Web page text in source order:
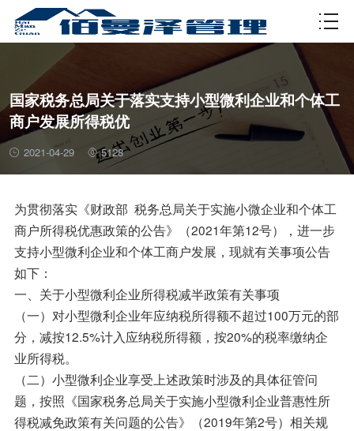
资质许可
国家税务总局关于落实支持小型微利企业和个体工
商户发展所得税优
2021-04-29 5128
为贯彻落实《财政部 税务总局关于实施小微企业和个体工
商户所得税优惠政策的公告》（2021年第12号），进一步
支持小型微利企业和个体工商户发展，现就有关事项公告
如下：
一、关于小型微利企业所得税减半政策有关事项
（一）对小型微利企业年应纳税所得额不超过100万元的部
分，减按12.5%计入应纳税所得额，按20%的税率缴纳企
业所得税。
（二）小型微利企业享受上述政策时涉及的具体征管问
题，按照《国家税务总局关于实施小型微利企业普惠性所
得税减免政策有关问题的公告》（2019年第2号）相关规